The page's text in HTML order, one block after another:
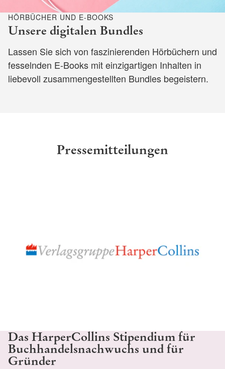
HÖRBÜCHER UND E-BOOKS
Unsere digitalen Bundles
Lassen Sie sich von faszinierenden Hörbüchern und
fesselnden E-Books mit einzigartigen Inhalten in
liebevoll zusammengestellten Bundles begeistern.
Pressemitteilungen
Das HarperCollins Stipendium für
Buchhandelsnachwuchs und für
Gründer